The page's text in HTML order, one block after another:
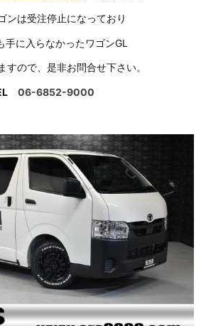
ンは受注停止になっており
手に入らなかったワゴンGL
すので、是非お問合せ下さい。
06-6852-9000